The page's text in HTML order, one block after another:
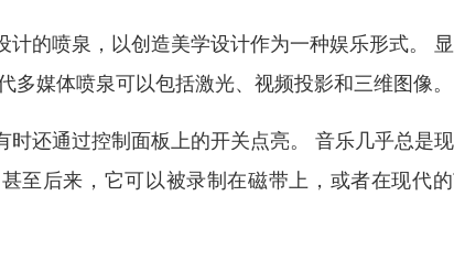
的喷泉，以创造美学设计作为一种娱乐形式。
媒体喷泉可以包括激光、视频投影和三维图像。
还通过控制面板上的开关点亮。 音乐几乎总是
至后来，它可以被录制在磁带上，或者在现代